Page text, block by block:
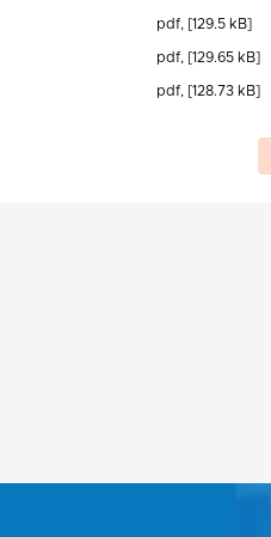
pdf, [129.5 kB]
pdf, [129.65 kB]
pdf, [128.73 kB]